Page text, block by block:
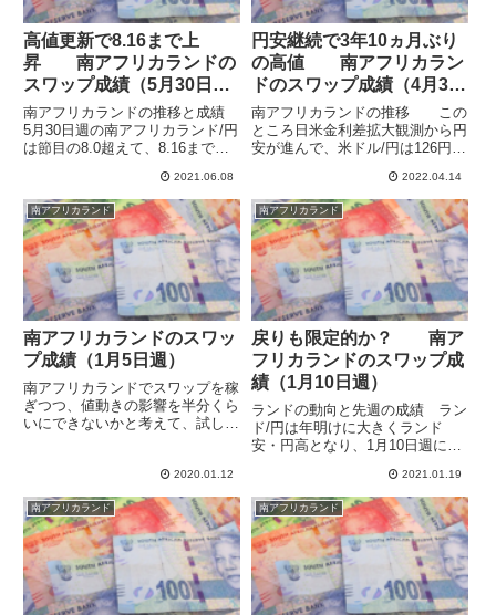
高値更新で8.16まで上
昇 南アフリカランドの
スワップ成績（5月30日
週）
南アフリカランドの推移と成績
5月30日週の南アフリカランド/円
は節目の8.0超えて、8.16まで値
て、8.14で週を終えています。週
明けも今までのところ下げ気味で
きています。かなり強く、売りポ
ジションのマイナ...
2021.06.08
円安継続で3年10ヵ月ぶり
の高値 南アフリカラン
ドのスワップ成績（4月3日
週）
南アフリカランドの推移 この
ところ日米金利差拡大観測から円
安が進んで、米ドル/円は126円台
ド/円でもランド高円安が進ん
で、2018年6月以来3年10ヵ月ぶ
りのランド高となる8.73をつけて
います。4月3日週...
2022.04.14
南アフリカランド
南アフリカランドのスワッ
プ成績（1月5日週）
南アフリカランドでスワップを稼
ぎつつ、値動きの影響を半分くら
いにできないかと考えて、試しに
年の南アフリカランドの投資方
針】そこまで連動しているわけで
はないので、大きな評価損を抱
え...
2020.01.12
南アフリカランド
戻りも限定的か？ 南ア
フリカランドのスワップ成
績（1月10日週）
ランドの動向と先週の成績 ラン
ド/円は年明けに大きくランド
安・円高となり、1月10日週に入
す。その後6.89まで戻すも限定的
で、結局6.81まで下げて週を終え
ています。17日週も下げスター
トとなっています。ま...
2021.01.19
南アフリカランド 南アフリカランド